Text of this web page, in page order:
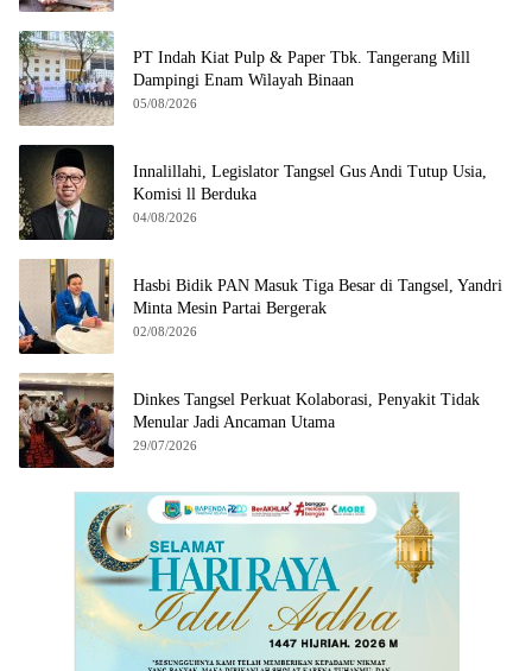
PT Indah Kiat Pulp & Paper Tbk. Tangerang Mill
Dampingi Enam Wilayah Binaan
05/08/2026
Innalillahi, Legislator Tangsel Gus Andi Tutup Usia,
Komisi ll Berduka
04/08/2026
Hasbi Bidik PAN Masuk Tiga Besar di Tangsel, Yandri
Minta Mesin Partai Bergerak
02/08/2026
Dinkes Tangsel Perkuat Kolaborasi, Penyakit Tidak
Menular Jadi Ancaman Utama
29/07/2026